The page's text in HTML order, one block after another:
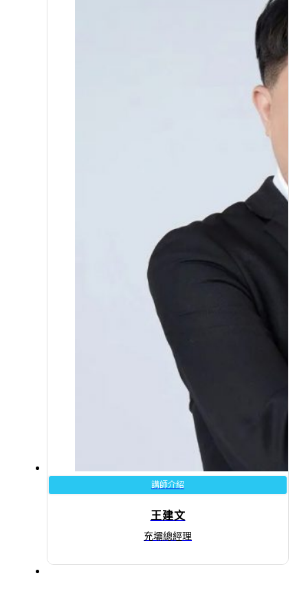
講師介紹
王建文
充壩總經理